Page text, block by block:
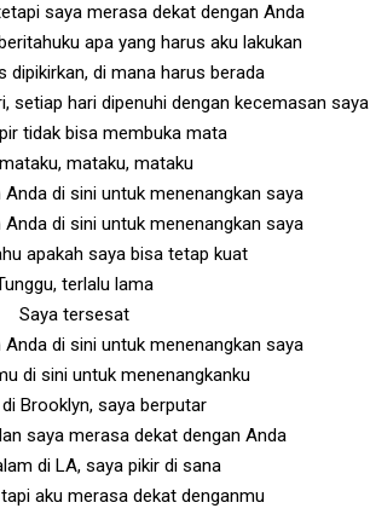
saya merasa dekat dengan Anda
apa yang harus aku lakukan
dipikirkan, di mana harus berada
setiap hari dipenuhi dengan kecemasan saya
tidak bisa membuka mata
mataku, mataku
di sini untuk menenangkan saya
di sini untuk menenangkan saya
apakah saya bisa tetap kuat
terlalu lama
Saya tersesat
di sini untuk menenangkan saya
di sini untuk menenangkanku
Brooklyn, saya berputar
saya merasa dekat dengan Anda
di LA, saya pikir di sana
aku merasa dekat denganmu